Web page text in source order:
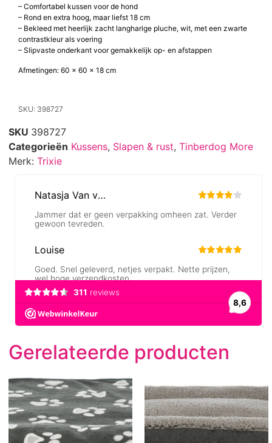
– Comfortabel kussen voor de hond
– Rond en extra hoog, maar liefst 18 cm
– Bekleed met heerlijk zacht langharige pluche, wit, met een zwarte
contrastkleur als voering
– Slipvaste onderkant voor gemakkelijk op- en afstappen
Afmetingen: 60 x 60 x 18 cm
SKU: 398727
SKU 398727
Categorieën Kussens, Slapen & rust, Tinberdog More
Merk: Trixie
Gerelateerde producten